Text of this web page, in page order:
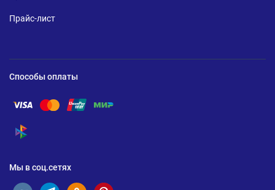
Прайс-лист
Способы оплаты
Помощь по оплате Visa
Помощь по оплате Mastercard
Помощь по оплате UnionPay
Помощь по оплате Мир
Помощь по оплате СБП
Мы в соц.сетях